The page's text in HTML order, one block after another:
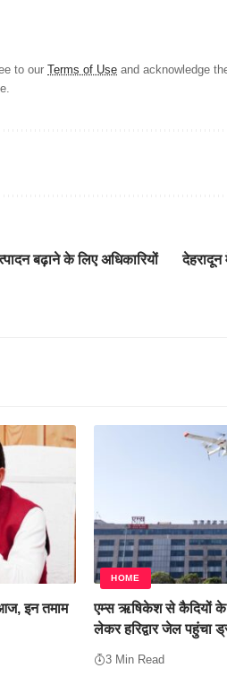
to our Terms of Use and acknowledge
बढ़ाने के लिए अधिकारियों
इन तमाम
HOME
एम्स ऋषिकेश से कैदियों के
लेकर हरिद्वार जेल पहुंचा
3 Min Read